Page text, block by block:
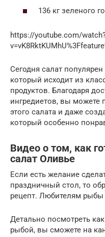
136 кг зеленого
https://youtube.com/
Сегодня салат
который исходит из
продуктов. Благодаря
ингредиетов, вы можете
этого салата и даже
который особенно
Видео о том, как
салат Оливье
Если есть желание
праздничный стол, то
рецепт. Любителям рыбы
Детально посмотреть
рыбой, вы сможете на